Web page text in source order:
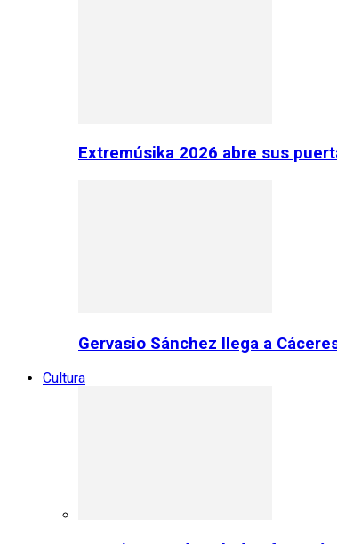
Extremúsika 2026 abre sus
Gervasio Sánchez llega a
Cultura